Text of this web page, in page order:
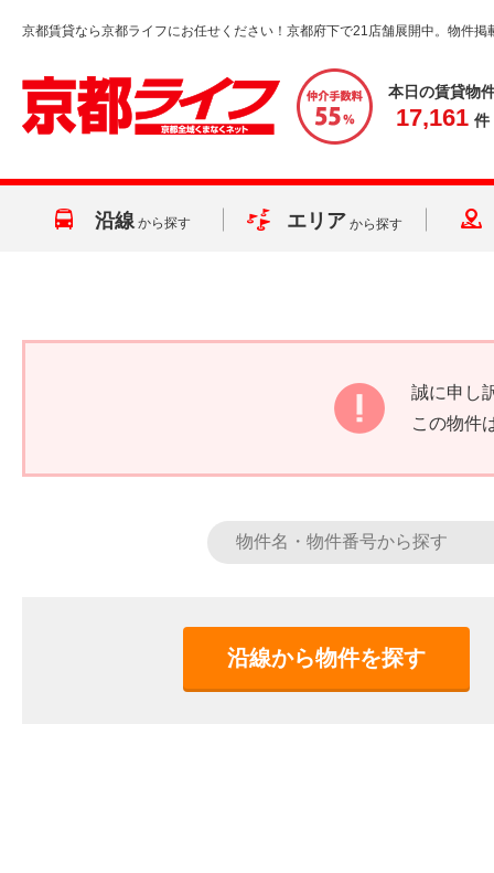
京都賃貸なら京都ライフにお任せください！京都府下で21店舗展開中。物件掲
本日の賃貸物
17,161 件
沿線 から探す エリア から探す
誠に申し
この物件
沿線から物件を探す